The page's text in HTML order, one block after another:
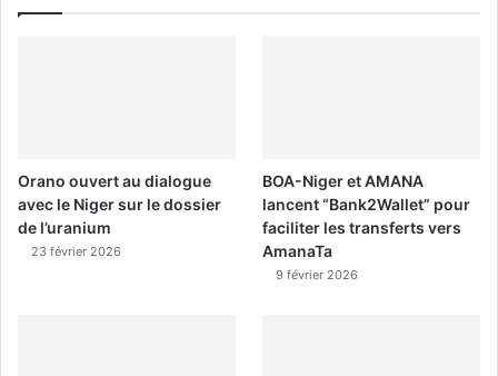
Orano ouvert au dialogue
avec le Niger sur le dossier
de l’uranium
23 février 2026
BOA-Niger et AMANA
lancent “Bank2Wallet” pour
faciliter les transferts vers
AmanaTa
9 février 2026